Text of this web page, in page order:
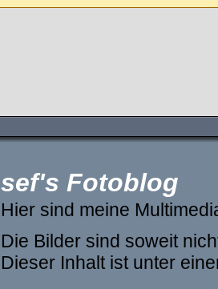
sef's Fotoblog
Hier sind meine
Die Bilder sind soweit
Dieser Inhalt ist unter